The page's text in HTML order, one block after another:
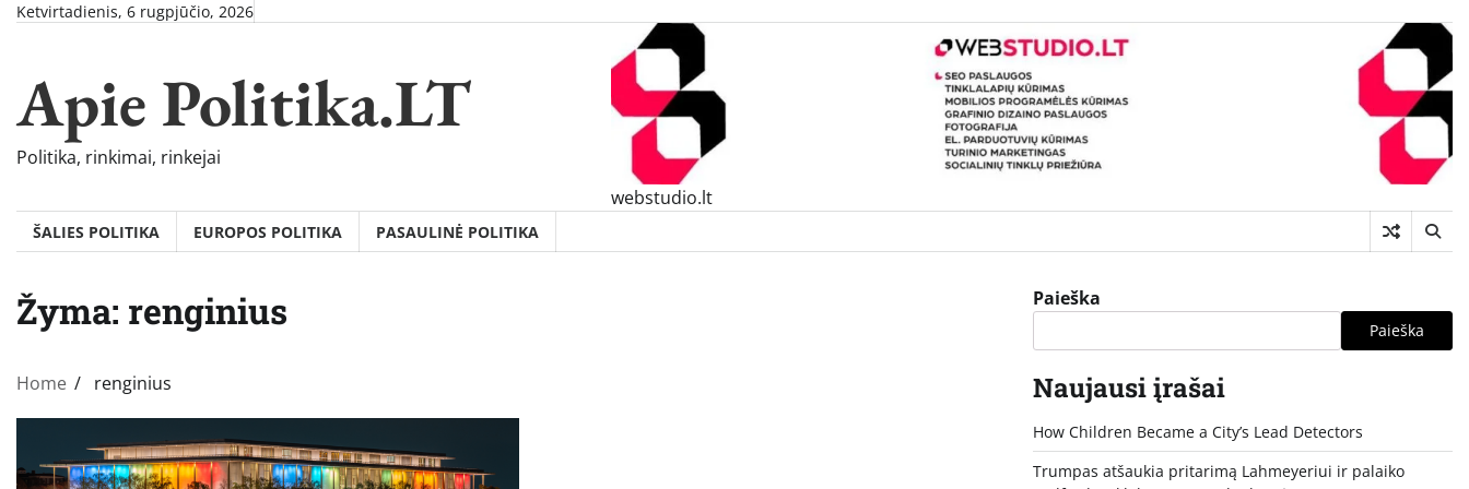
SkipKetvirtadienis, 6 rugpjūčio, 2026
Apie Politika.LT
Politika, rinkimai, rinkejai
webstudio.lt
ŠALIES POLITIKA EUROPOS POLITIKA PASAULINĖ POLITIKA
Žyma: renginius
Home renginius
Paieška
Paieška
Naujausi įrašai
How Children Became a City’s Lead Detectors
Trumpas atšaukia pritarimą Lahmeyeriui ir palaiko